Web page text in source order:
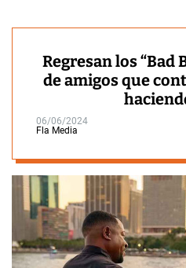
Regresan los “Bad
de amigos que
06/06/2024
Fla Media